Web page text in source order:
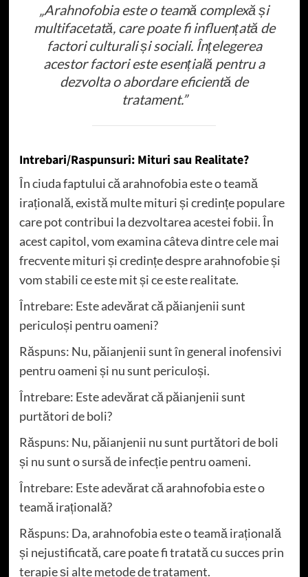
„Arahnofobia este o teamă complexă și
multifacetată, care poate fi influențată de
factori culturali și sociali. Înțelegerea
acestor factori este esențială pentru a
dezvolta o abordare eficientă de
tratament.”
Intrebari/Raspunsuri: Mituri sau Realitate?
În ciuda faptului că arahnofobia este o teamă
irațională, există multe mituri și credințe populare
care pot contribui la dezvoltarea acestei fobii. În
acest capitol, vom examina câteva dintre cele mai
frecvente mituri și credințe despre arahnofobie și
vom stabili ce este mit și ce este realitate.
Întrebare: Este adevărat că păianjenii sunt
periculoși pentru oameni?
Răspuns: Nu, păianjenii sunt în general inofensivi
pentru oameni și nu sunt periculoși.
Întrebare: Este adevărat că păianjenii sunt
purtători de boli?
Răspuns: Nu, păianjenii nu sunt purtători de boli
și nu sunt o sursă de infecție pentru oameni.
Întrebare: Este adevărat că arahnofobia este o
teamă irațională?
Răspuns: Da, arahnofobia este o teamă irațională
și nejustificată, care poate fi tratată cu succes prin
terapie și alte metode de tratament.